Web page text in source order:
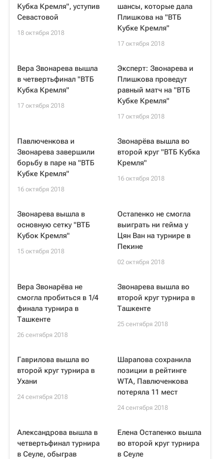
Кубка Кремля", уступив
Севастовой
18 октября 2018
шансы, которые дала
Плишкова на "ВТБ
Кубке Кремля"
17 октября 2018
Вера Звонарева вышла
в четвертьфинал "ВТБ
Кубка Кремля"
17 октября 2018
Эксперт: Звонарева и
Плишкова проведут
равный матч на "ВТБ
Кубке Кремля"
17 октября 2018
Павлюченкова и
Звонарева завершили
борьбу в паре на "ВТБ
Кубке Кремля"
16 октября 2018
Звонарёва вышла во
второй круг "ВТБ Кубка
Кремля"
16 октября 2018
Звонарева вышла в
основную сетку "ВТБ
Кубок Кремля"
15 октября 2018
Остапенко не смогла
выиграть ни гейма у
Цян Ван на турнире в
Пекине
02 октября 2018
Вера Звонарёва не
смогла пробиться в 1/4
финала турнира в
Ташкенте
26 сентября 2018
Звонарева вышла во
второй круг турнира в
Ташкенте
25 сентября 2018
Гаврилова вышла во
второй круг турнира в
Ухани
24 сентября 2018
Шарапова сохранила
позиции в рейтинге
WTA, Павлюченкова
потеряла 11 мест
24 сентября 2018
Александрова вышла в
четвертьфинал турнира
в Сеуле, обыграв
Елена Остапенко вышла
во второй круг турнира
в Сеуле